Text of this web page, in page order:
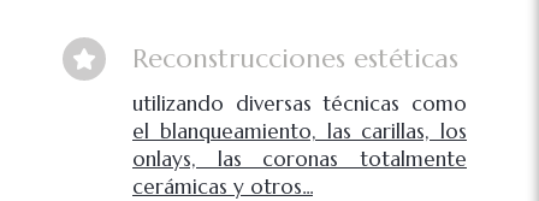
Reconstrucciones estéticas
utilizando diversas técnicas como
el blanqueamiento, las carillas, los
onlays, las coronas totalmente
cerámicas y otros...